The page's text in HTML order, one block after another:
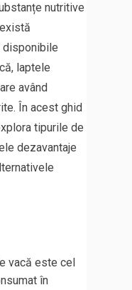
nutritive
disponibile
laptele
având
În acest ghid
tipurile de
dezavantaje
vacă este cel
în